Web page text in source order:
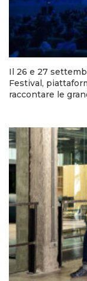
Il 26 e 27
Festival,
raccontare le